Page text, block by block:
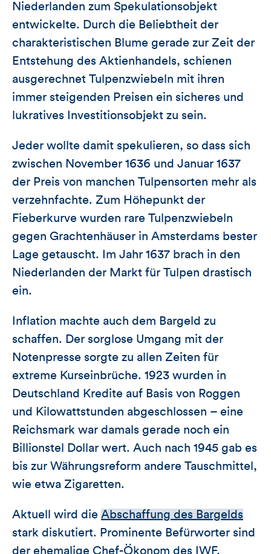
Niederlanden zum Spekulationsobjekt
entwickelte. Durch die Beliebtheit der
charakteristischen Blume gerade zur Zeit der
Entstehung des Aktienhandels, schienen
ausgerechnet Tulpenzwiebeln mit ihren
immer steigenden Preisen ein sicheres und
lukratives Investitionsobjekt zu sein.
Jeder wollte damit spekulieren, so dass sich
zwischen November 1636 und Januar 1637
der Preis von manchen Tulpensorten mehr als
verzehnfachte. Zum Höhepunkt der
Fieberkurve wurden rare Tulpenzwiebeln
gegen Grachtenhäuser in Amsterdams bester
Lage getauscht. Im Jahr 1637 brach in den
Niederlanden der Markt für Tulpen drastisch
ein.
Inflation machte auch dem Bargeld zu
schaffen. Der sorglose Umgang mit der
Notenpresse sorgte zu allen Zeiten für
extreme Kurseinbrüche. 1923 wurden in
Deutschland Kredite auf Basis von Roggen
und Kilowattstunden abgeschlossen – eine
Reichsmark war damals gerade noch ein
Billionstel Dollar wert. Auch nach 1945 gab es
bis zur Währungsreform andere Tauschmittel,
wie etwa Zigaretten.
Aktuell wird die Abschaffung des Bargelds
stark diskutiert. Prominente Befürworter sind
der ehemalige Chef-Ökonom des IWF,